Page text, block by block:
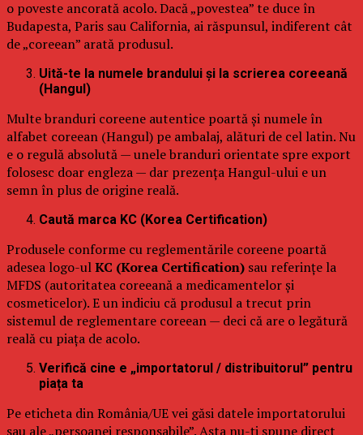
o poveste ancorată acolo. Dacă „povestea” te duce în
Budapesta, Paris sau California, ai răspunsul, indiferent cât
de „coreean” arată produsul.
Uită-te la numele brandului și la scrierea coreeană
(Hangul)
Multe branduri coreene autentice poartă și numele în
alfabet coreean (Hangul) pe ambalaj, alături de cel latin. Nu
e o regulă absolută — unele branduri orientate spre export
folosesc doar engleza — dar prezența Hangul-ului e un
semn în plus de origine reală.
Caută marca KC (Korea Certification)
Produsele conforme cu reglementările coreene poartă
adesea logo-ulKC (Korea Certification) sau referințe la
MFDS (autoritatea coreeană a medicamentelor și
cosmeticelor). E un indiciu că produsul a trecut prin
sistemul de reglementare coreean — deci că are o legătură
reală cu piața de acolo.
Verifică cine e „importatorul / distribuitorul” pentru
piața ta
Pe eticheta din România/UE vei găsi datele importatorului
sau ale „persoanei responsabile”. Asta nu-ți spune direct